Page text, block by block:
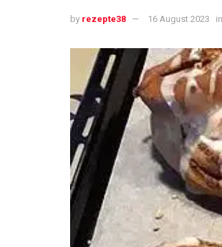
by rezepte38 16 August 2023 in